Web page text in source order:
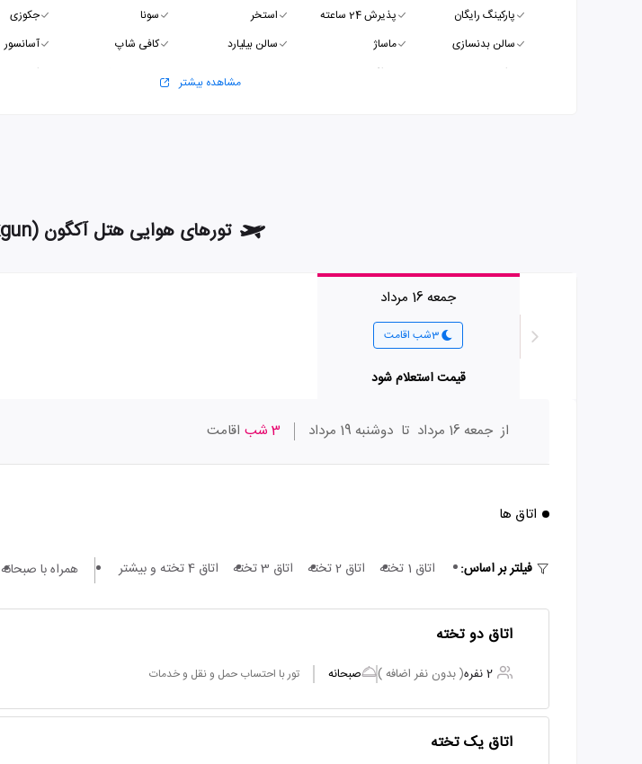
پارکینگ رایگان پذیرش 24 ساعته استخر سونا
جکوزی
سالن بدنسازی
ماساژ سالن بیلیارد کافی شاپ
آسانسور
ترانسفر
صرافی اتاق بازی
مشاهده بیشتر
تورهای هوایی هتل آکگون (Akgun) از اصفهان به استانبول
جمعه 16 مرداد
3شب اقامت
قیمت استعلام شود
از جمعه 16 مرداد تا دوشنبه 19 مرداد 3 شب اقامت
اتاق ها
فیلتر بر اساس: اتاق 1 تخته اتاق 2 تخته اتاق 3 تخته اتاق 4 تخته و بیشتر همراه با صبحانه
اتاق دو تخته
2 نفره ( بدون نفر اضافه ) صبحانه تور با احتساب حمل و نقل و خدمات
اتاق یک تخته